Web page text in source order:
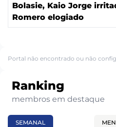
Bolasie, Kaio Jorge
Romero elogiado
Portal não encontrado ou não
Ranking
membros em destaque
SEMANAL